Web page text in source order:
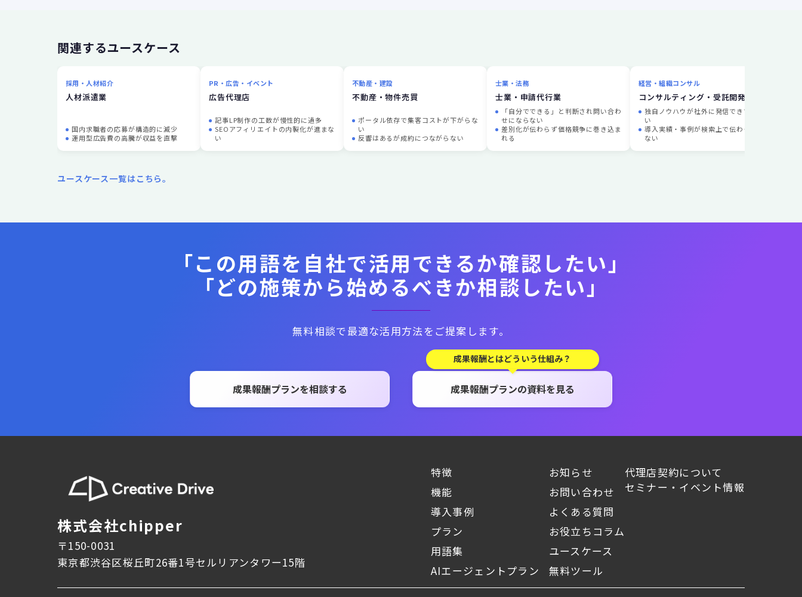
関連するユースケース
採用・人材紹介
人材派遣業
国内求職者の応募が構造的に減少
運用型広告費の高騰が収益を直撃
PR・広告・イベント
広告代理店
記事LP制作の工数が慢性的に過多
SEOアフィリエイトの内製化が進まな
い
不動産・建設
不動産・物件売買
ポータル依存で集客コストが下がらな
い
反響はあるが成約につながらない
士業・法務
士業・申請代行業
「自分でできる」と判断され問い合わ
せにならない
差別化が伝わらず価格競争に巻き込ま
れる
経営・組織コンサル
コンサルティング・受託開発
独自ノウハウが社外に発信できていな
い
導入実績・事例が検索上で伝わってい
ない
ユースケース一覧はこちら。
「この用語を自社で活用できるか確認したい」
「どの施策から始めるべきか相談したい」
無料相談で最適な活用方法をご提案します。
成果報酬プランを相談する
成果報酬とはどういう仕組み？
成果報酬プランの資料を見る
株式会社chipper
〒150-0031
東京都渋谷区桜丘町26番1号セルリアンタワー15階
特徴
お知らせ
機能
お問い合わせ
導入事例
よくある質問
プラン
お役立ちコラム
用語集
ユースケース
AIエージェントプラン
無料ツール
代理店契約について
セミナー・イベント情報